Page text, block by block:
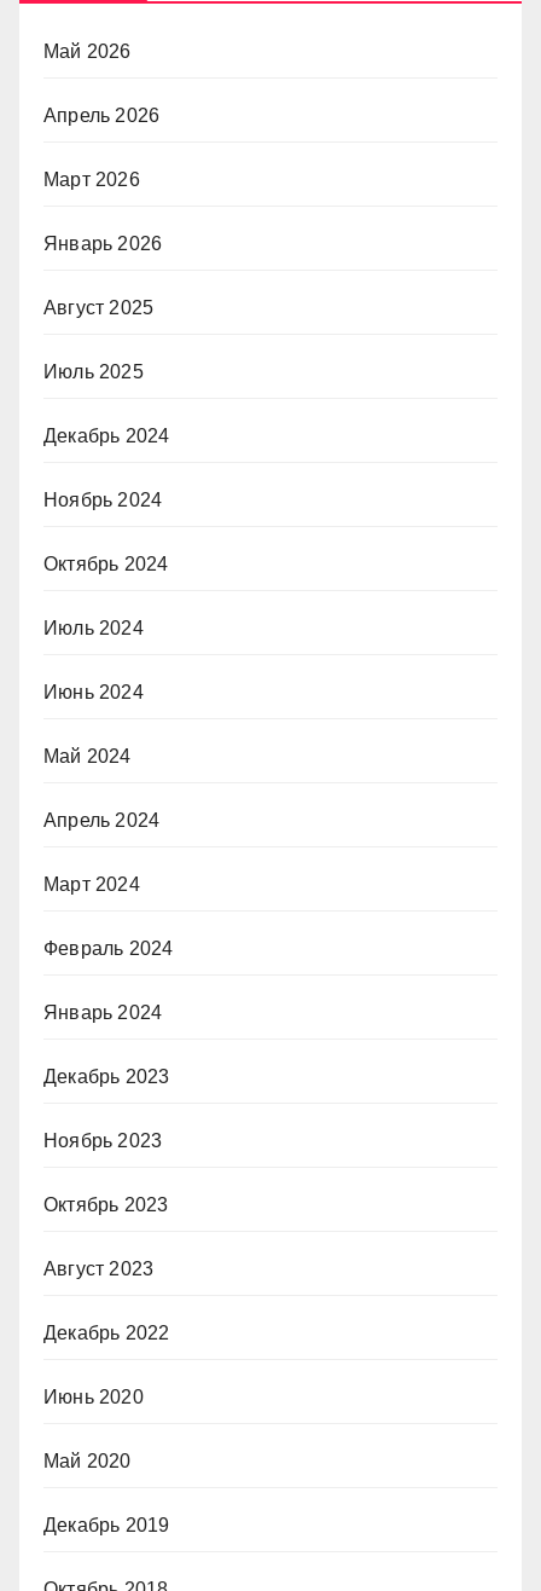
Май 2026
Апрель 2026
Март 2026
Январь 2026
Август 2025
Июль 2025
Декабрь 2024
Ноябрь 2024
Октябрь 2024
Июль 2024
Июнь 2024
Май 2024
Апрель 2024
Март 2024
Февраль 2024
Январь 2024
Декабрь 2023
Ноябрь 2023
Октябрь 2023
Август 2023
Декабрь 2022
Июнь 2020
Май 2020
Декабрь 2019